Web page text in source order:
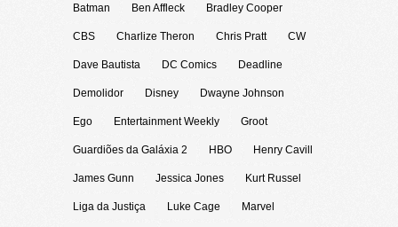
Batman Ben Affleck Bradley Cooper
CBS Charlize Theron Chris Pratt CW
Dave Bautista DC Comics Deadline
Demolidor Disney Dwayne Johnson
Ego Entertainment Weekly Groot
Guardiões da Galáxia 2 HBO Henry Cavill
James Gunn Jessica Jones Kurt Russel
Liga da Justiça Luke Cage Marvel